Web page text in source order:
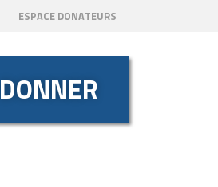
ESPACE DONATEURS
DONNER